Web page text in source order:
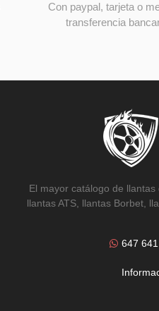
Con paypal, tarjeta o
transferencia
El mayor catálogo de
llantas ATS, llantas Borbet,
647 641